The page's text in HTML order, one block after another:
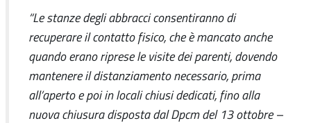
“Le stanze degli abbracci consentiranno di
recuperare il contatto fisico, che è mancato anche
quando erano riprese le visite dei parenti, dovendo
mantenere il distanziamento necessario, prima
all’aperto e poi in locali chiusi dedicati, fino alla
nuova chiusura disposta dal Dpcm del 13 ottobre –